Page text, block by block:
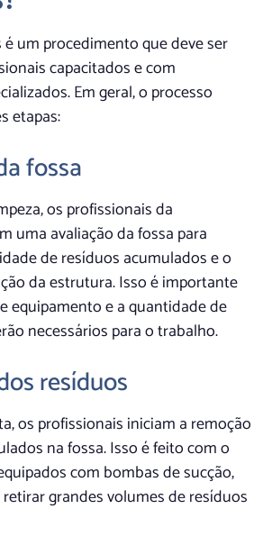
um procedimento que deve ser
capacitados e com
Em geral, o processo
etapas:
fossa
os profissionais da
uma avaliação da fossa para
de resíduos acumulados e o
da estrutura. Isso é importante
equipamento e a quantidade de
necessários para o trabalho.
resíduos
os profissionais iniciam a remoção
na fossa. Isso é feito com o
com bombas de sucção,
grandes volumes de resíduos